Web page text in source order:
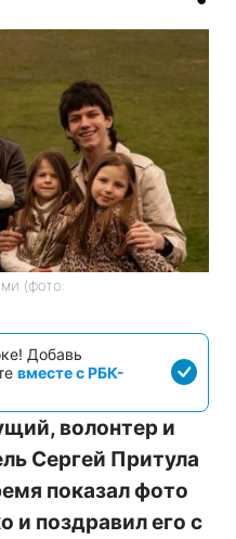
(фото:
Добавь
вместе с РБК-
волонтер и
Сергей Притула
показал фото
и поздравил его с